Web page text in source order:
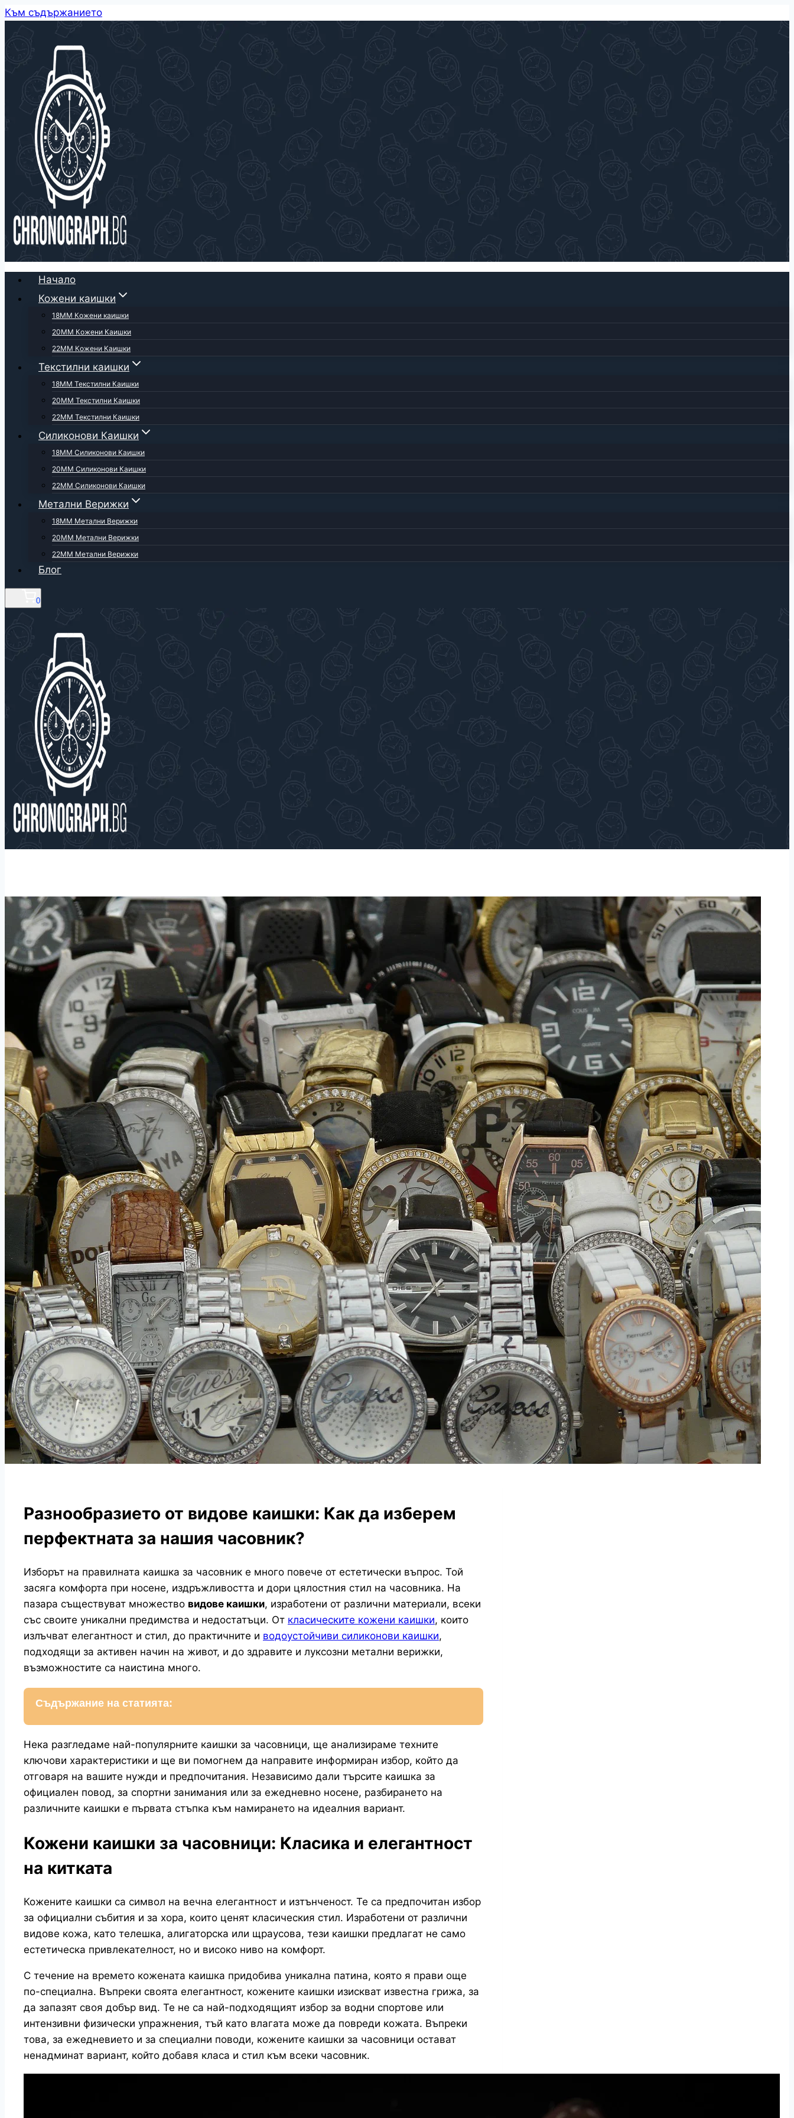
Към съдържанието
Начало
Кожени каишки
18ММ Кожени каишки
20ММ Кожени Каишки
22ММ Кожени Каишки
Текстилни каишки
18ММ Текстилни Каишки
20ММ Текстилни Каишки
22ММ Текстилни Каишки
Силиконови Каишки
18ММ Силиконови Каишки
20ММ Силиконови Каишки
22ММ Силиконови Каишки
Метални Верижки
18ММ Метални Верижки
20ММ Метални Верижки
22ММ Метални Верижки
Блог
0
Разнообразието от видове каишки: Как да изберем
перфектната за нашия часовник?
Изборът на правилната каишка за часовник е много повече от естетически въпрос. Той
засяга комфорта при носене, издръжливостта и дори цялостния стил на часовника. На
пазара съществуват множество видове каишки, изработени от различни материали, всеки
със своите уникални предимства и недостатъци. От класическите кожени каишки, които
излъчват елегантност и стил, до практичните и водоустойчиви силиконови каишки,
подходящи за активен начин на живот, и до здравите и луксозни метални верижки,
възможностите са наистина много.
Съдържание на статията:
Нека разгледаме най-популярните каишки за часовници, ще анализираме техните
ключови характеристики и ще ви помогнем да направите информиран избор, който да
отговаря на вашите нужди и предпочитания. Независимо дали търсите каишка за
официален повод, за спортни занимания или за ежедневно носене, разбирането на
различните каишки е първата стъпка към намирането на идеалния вариант.
Кожени каишки за часовници: Класика и елегантност
на китката
Кожените каишки са символ на вечна елегантност и изтънченост. Те са предпочитан избор
за официални събития и за хора, които ценят класическия стил. Изработени от различни
видове кожа, като телешка, алигаторска или щраусова, тези каишки предлагат не само
естетическа привлекателност, но и високо ниво на комфорт.
С течение на времето кожената каишка придобива уникална патина, която я прави още
по-специална. Въпреки своята елегантност, кожените каишки изискват известна грижа, за
да запазят своя добър вид. Те не са най-подходящият избор за водни спортове или
интензивни физически упражнения, тъй като влагата може да повреди кожата. Въпреки
това, за ежедневието и за специални поводи, кожените каишки за часовници остават
ненадминат вариант, който добавя класа и стил към всеки часовник.